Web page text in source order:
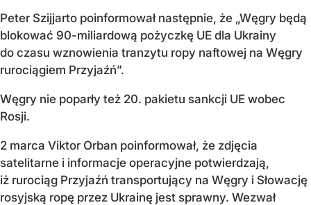
Peter Szijjarto poinformował następnie, że „Węgry będą
blokować 90-miliardową pożyczkę UE dla Ukrainy
do czasu wznowienia tranzytu ropy naftowej na Węgry
rurociągiem Przyjaźń”.
Węgry nie poparły też 20. pakietu sankcji UE wobec
Rosji.
2 marca Viktor Orban poinformował, że zdjęcia
satelitarne i informacje operacyjne potwierdzają,
iż rurociąg Przyjaźń transportujący na Węgry i Słowację
rosyjską ropę przez Ukrainę jest sprawny. Wezwał